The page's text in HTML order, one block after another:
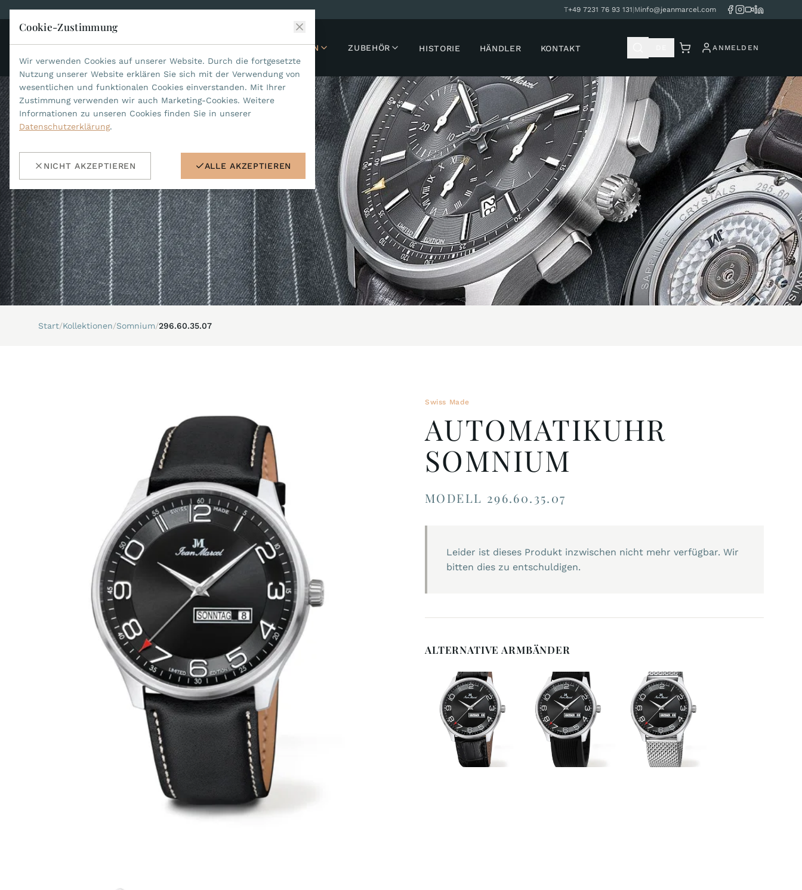
T+49 7231 76 93 131 Minfo@jeanmarcel.com
JEAN MARCEL KOLLEKTIONEN ZUBEHÖR HISTORIE HÄNDLER KONTAKT ANMELDEN
Start/Kollektionen/Somnium/296.60.35.07
Swiss Made
AUTOMATIKUHR
SOMNIUM
MODELL 296.60.35.07
Leider ist dieses Produkt inzwischen nicht mehr verfügbar. Wir
bitten dies zu entschuldigen.
ALTERNATIVE ARMBÄNDER
Cookie-Zustimmung
Wir verwenden Cookies auf unserer Website. Durch die fortgesetzte
Nutzung unserer Website erklären Sie sich mit der Verwendung von
wesentlichen und funktionalen Cookies einverstanden. Mit Ihrer
Zustimmung verwenden wir auch Marketing-Cookies. Weitere
Informationen zu unseren Cookies finden Sie in unserer
Datenschutzerklärung.
NICHT AKZEPTIEREN ALLE AKZEPTIEREN